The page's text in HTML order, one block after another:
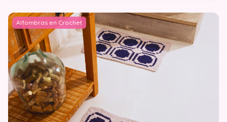
Alfombras en Crochet